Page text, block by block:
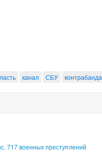
канал СБУ контрабанда
717 военных преступлений